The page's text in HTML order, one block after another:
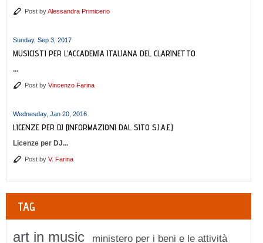
Post byAlessandra Primicerio
Sunday, Sep 3, 2017
MUSICISTI PER L'ACCADEMIA ITALIANA DEL CLARINETTO
...
Post by Vincenzo Farina
Wednesday, Jan 20, 2016
LICENZE PER DJ (INFORMAZIONI DAL SITO S.I.A.E.)
Licenze per DJ...
Post by V. Farina
TAG
art in music
ministero per i beni e le attività